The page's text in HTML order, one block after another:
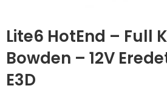
Lite6 HotEnd – Full
Bowden – 12V
E3D